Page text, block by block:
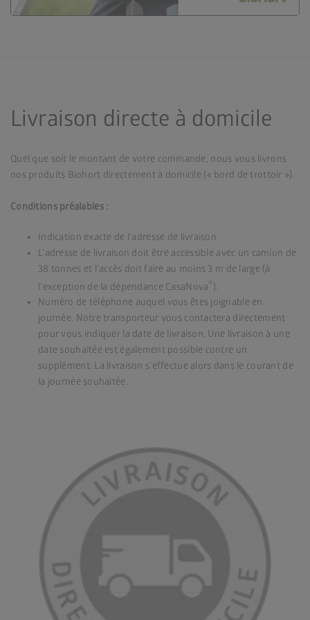
Livraison directe à domicile
Quel que soit le montant de votre commande, nous vous livrons
nos produits Biohort directement à domicile (« bord de trottoir »).
Conditions préalables :
Indication exacte de l’adresse de livraison
L’adresse de livraison doit être accessible avec un camion de
38 tonnes et l’accès doit faire au moins 3 m de large (à
l’exception de la dépendance CasaNova ® ).
Numéro de téléphone auquel vous êtes joignable en
journée. Notre transporteur vous contactera directement
pour vous indiquer la date de livraison. Une livraison à une
date souhaitée est également possible contre un
supplément. La livraison s’effectue alors dans le courant de
la journée souhaitée.